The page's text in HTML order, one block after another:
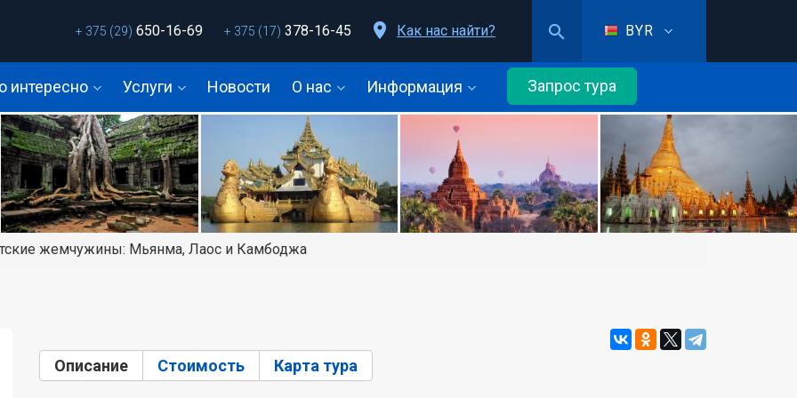
BYR
+ 375 (29) 650-16-69 + 375 (17) 378-16-45 Как нас найти?
интересно Услуги Новости О нас Информация Запрос тура
жемчужины: Мьянма, Лаос и Камбоджа
Описание (активная вкладка)
Стоимость Карта тура